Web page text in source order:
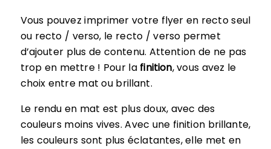
Vous pouvez imprimer votre flyer en recto seul
ou recto / verso, le recto / verso permet
d’ajouter plus de contenu. Attention de ne pas
trop en mettre ! Pour la finition, vous avez le
choix entre mat ou brillant.
Le rendu en mat est plus doux, avec des
couleurs moins vives. Avec une finition brillante,
les couleurs sont plus éclatantes, elle met en